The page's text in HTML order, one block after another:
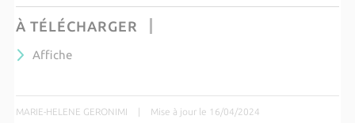
À TÉLÉCHARGER
Affiche
MARIE-HELENE GERONIMI Mise à jour le 16/04/2024